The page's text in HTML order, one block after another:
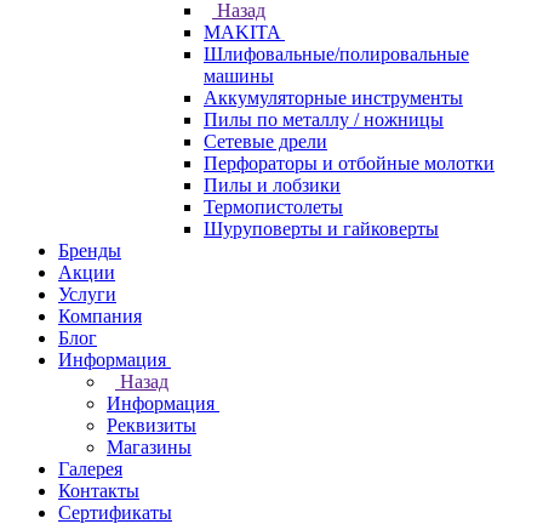
Назад
МAKITA
Шлифовальные/полировальные
машины
Аккумуляторные инструменты
Пилы по металлу / ножницы
Сетевые дрели
Перфораторы и отбойные молотки
Пилы и лобзики
Термопистолеты
Шуруповерты и гайковерты
Бренды
Акции
Услуги
Компания
Блог
Информация
Назад
Информация
Реквизиты
Магазины
Галерея
Контакты
Сертификаты